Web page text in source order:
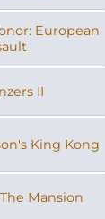
European
II
King Kong
Mansion